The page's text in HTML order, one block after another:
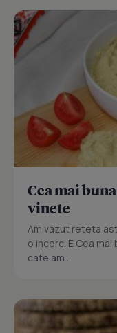
Cea mai
vinete
Am vazut reteta
o incerc. E Cea
cate am...